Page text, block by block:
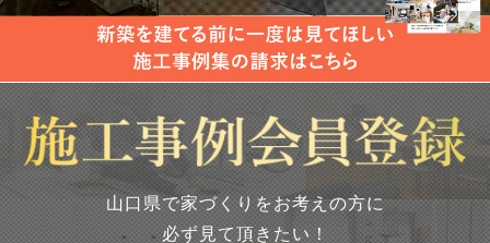
山口県で家づくりをお考えの方に
必ず見て頂きたい！